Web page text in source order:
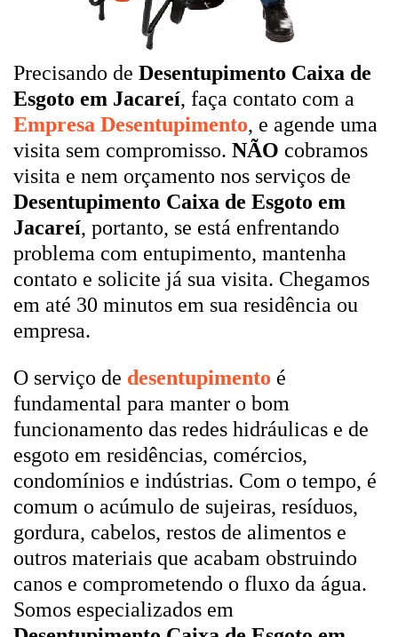
Precisando de Desentupimento Caixa de
Esgoto em Jacareí, faça contato com a
Empresa Desentupimento, e agende uma
visita sem compromisso. NÃO cobramos
visita e nem orçamento nos serviços de
Desentupimento Caixa de Esgoto em
Jacareí, portanto, se está enfrentando
problema com entupimento, mantenha
contato e solicite já sua visita. Chegamos
em até 30 minutos em sua residência ou
empresa.
O serviço de desentupimento é
fundamental para manter o bom
funcionamento das redes hidráulicas e de
esgoto em residências, comércios,
condomínios e indústrias. Com o tempo, é
comum o acúmulo de sujeiras, resíduos,
gordura, cabelos, restos de alimentos e
outros materiais que acabam obstruindo
canos e comprometendo o fluxo da água.
Somos especializados em